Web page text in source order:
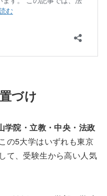
づけ
学院・立教・中央・法政
の5大学はいずれも東京
て、受験生から高い人気